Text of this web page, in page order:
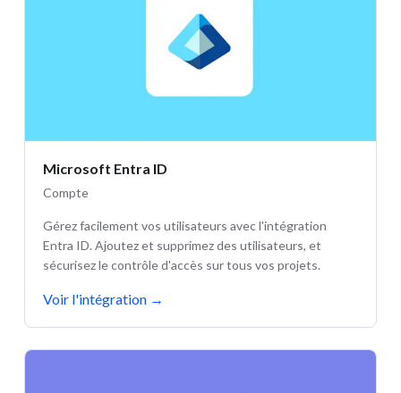
Microsoft Entra ID
Compte
Gérez facilement vos utilisateurs avec l'intégration
Entra ID. Ajoutez et supprimez des utilisateurs, et
sécurisez le contrôle d'accès sur tous vos projets.
Voir l'intégration →